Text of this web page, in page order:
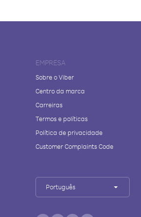
EMPRESA
Sobre o Viber
Centro da marca
Carreiras
Termos e políticas
Política de privacidade
Customer Complaints Code
Português